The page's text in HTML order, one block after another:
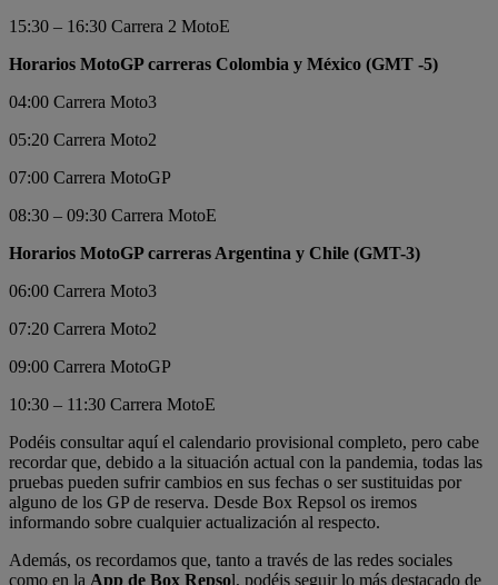
15:30 – 16:30 Carrera 2 MotoE
Horarios MotoGP carreras Colombia y México (GMT -5)
04:00 Carrera Moto3
05:20 Carrera Moto2
07:00 Carrera MotoGP
08:30 – 09:30 Carrera MotoE
Horarios MotoGP carreras Argentina y Chile (GMT-3)
06:00 Carrera Moto3
07:20 Carrera Moto2
09:00 Carrera MotoGP
10:30 – 11:30 Carrera MotoE
Podéis consultar aquí el calendario provisional completo, pero cabe
recordar que, debido a la situación actual con la pandemia, todas las
pruebas pueden sufrir cambios en sus fechas o ser sustituidas por
alguno de los GP de reserva. Desde Box Repsol os iremos
informando sobre cualquier actualización al respecto.
Además, os recordamos que, tanto a través de las redes sociales
como en la App de Box Repsol, podéis seguir lo más destacado de